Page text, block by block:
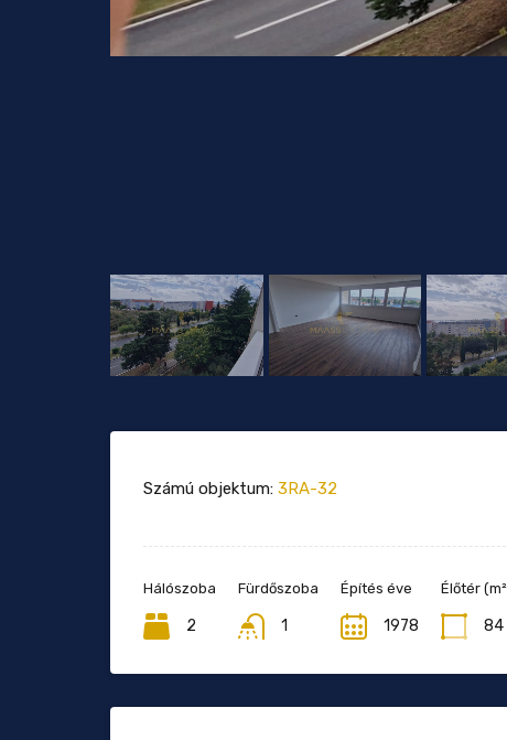
Számú objektum: 3RA-32
Hálószoba
2
Fürdőszoba
1
Építés éve
1978
Élőtér
84